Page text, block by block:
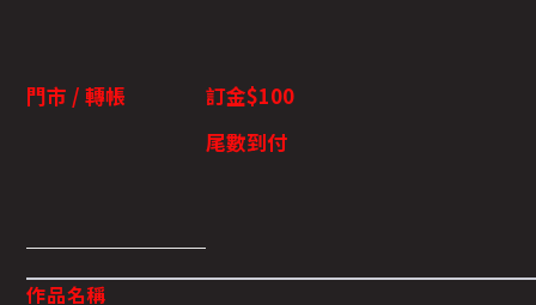
門市 / 轉帳
訂金$100
尾數到付
作品名稱